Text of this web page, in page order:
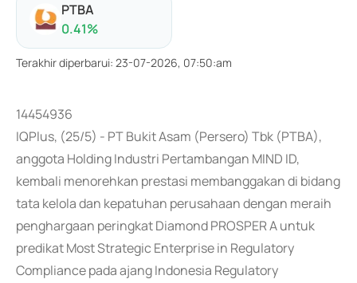
PTBA
0.41%
Terakhir diperbarui: 23-07-2026, 07:50:am
14454936
IQPlus, (25/5) - PT Bukit Asam (Persero) Tbk (PTBA),
anggota Holding Industri Pertambangan MIND ID,
kembali menorehkan prestasi membanggakan di bidang
tata kelola dan kepatuhan perusahaan dengan meraih
penghargaan peringkat Diamond PROSPER A untuk
predikat Most Strategic Enterprise in Regulatory
Compliance pada ajang Indonesia Regulatory